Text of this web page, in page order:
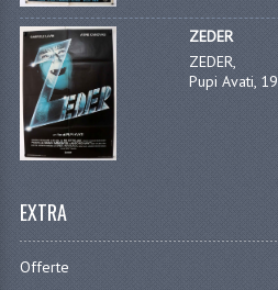
ZEDER
ZEDER,
Pupi Avati,
EXTRA
Offerte